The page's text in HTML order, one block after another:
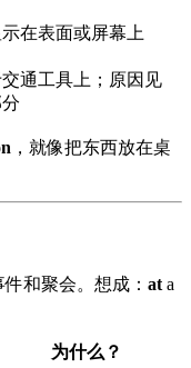
在表面或屏幕上
通工具上；原因见
，就像把东西放在桌
件和聚会。想成： ata
为什么？